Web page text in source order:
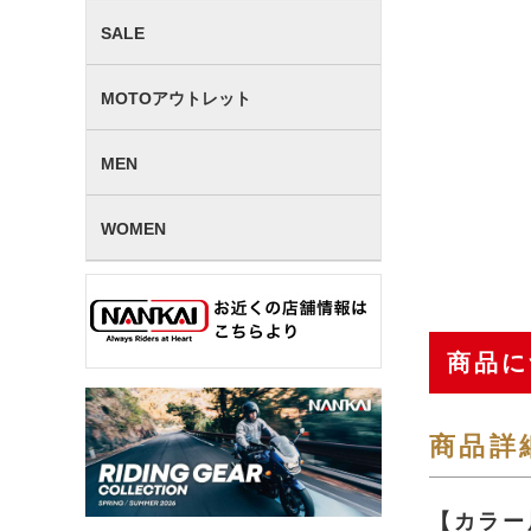
SALE
MOTOアウトレット
MEN
WOMEN
商品
商品詳
【カラー